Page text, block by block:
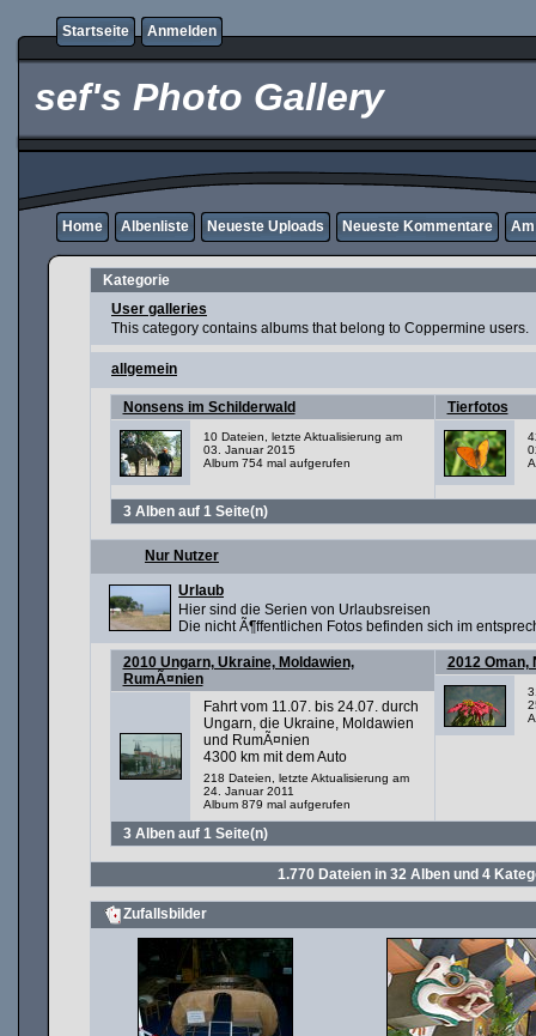
Startseite Anmelden
sef's Photo Gallery
Home Albenliste Neueste Uploads Neueste Kommentare
Kategorie
User galleries
This category contains albums that belong to Coppermine users.
allgemein
Nonsens im Schilderwald
10 Dateien, letzte Aktualisierung am
03. Januar 2015
Album 754 mal aufgerufen
Tierfotos
3 Alben auf 1 Seite(n)
Nur Nutzer
Urlaub
Hier sind die Serien von Urlaubsreisen
Die nicht Ã¶ffentlichen Fotos befinden sich im
2010 Ungarn, Ukraine, Moldawien,
RumÃ¤nien
Fahrt vom 11.07. bis 24.07. durch
Ungarn, die Ukraine, Moldawien
und RumÃ¤nien
4300 km mit dem Auto
218 Dateien, letzte Aktualisierung am
24. Januar 2011
Album 879 mal aufgerufen
2012 Oman,
3 Alben auf 1 Seite(n)
1.770 Dateien in 32 Alben und 4
Zufallsbilder